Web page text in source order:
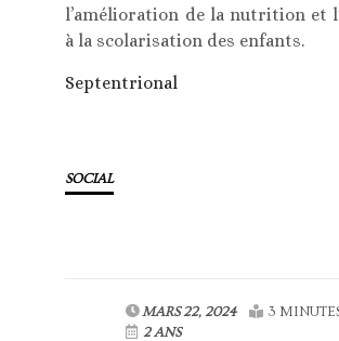
l’amélioration de la nutrition et
à la scolarisation des enfants.
Septentrional
SOCIAL
MARS 22, 2024
3
2 ANS